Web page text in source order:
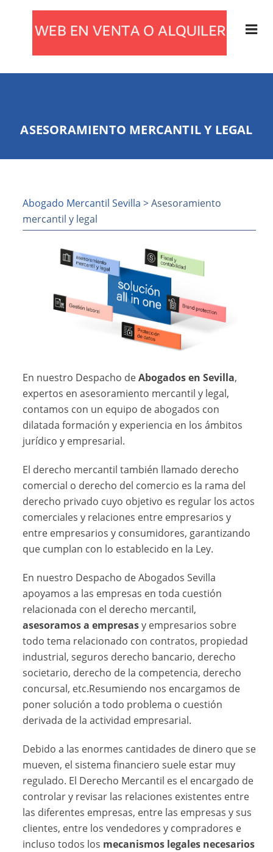
ASESORAMIENTO MERCANTIL Y LEGAL
Abogado Mercantil Sevilla > Asesoramiento
mercantil y legal
En nuestro Despacho deAbogados en Sevilla,
expertos en asesoramiento mercantil y legal,
contamos con un equipo de abogados con
dilatada formación y experiencia en los ámbitos
jurídico y empresarial.
El derecho mercantil también llamado derecho
comercial o derecho del comercio es la rama del
derecho privado cuyo objetivo es regular los actos
comerciales y relaciones entre empresarios y
entre empresarios y consumidores, garantizando
que cumplan con lo establecido en la Ley.
En nuestro Despacho de Abogados Sevilla
apoyamos a las empresas en toda cuestión
relacionada con el derecho mercantil,
asesoramos a empresasy empresarios sobre
todo tema relacionado con contratos, propiedad
industrial, seguros derecho bancario, derecho
societario, derecho de la competencia, derecho
concursal, etc.Resumiendo nos encargamos de
poner solución a todo problema o cuestión
derivada de la actividad empresarial.
Debido a las enormes cantidades de dinero que se
mueven, el sistema financiero suele estar muy
regulado. El Derecho Mercantil es el encargado de
controlar y revisar las relaciones existentes entre
las diferentes empresas, entre las empresas y sus
clientes, entre los vendedores y compradores e
incluso todos los mecanismos legales necesarios